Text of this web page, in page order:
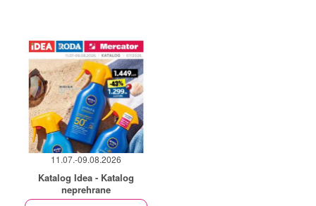
11.07.-09.08.2026
Katalog Idea - Katalog
neprehrane